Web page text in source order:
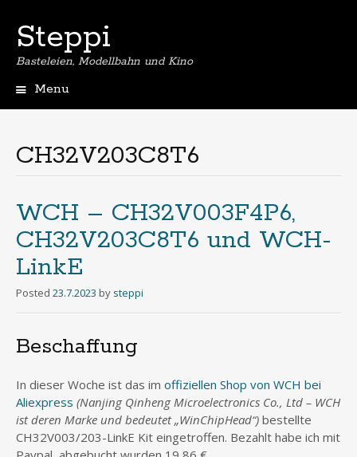
Steppi
Basteleien, Modellbahn und Kino
Menu
CH32V203C8T6
WCH – CH32V003F4P6,
CH32V203C8T6 und WCH-
LinkE
Posted 23.7.2023 by steppi
Beschaffung
In dieser Woche ist das im offiziellen Shop von WCH bei
Aliexpress (Nanjing Qinheng Microelectronics Co., Ltd – WCH
ist deren Marke und bedeutet „WinChipHead“) bestellte
CH32V003/203-LinkE Kit eingetroffen. Bezahlt habe ich mit